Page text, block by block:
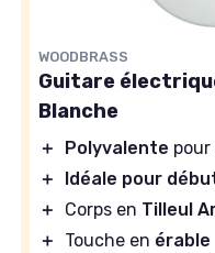
WOODBRASS
Guitare
Blanche
＋ Polyvalente
＋
Idéale pour
＋
Corps en Tilleul
＋
Touche en érable